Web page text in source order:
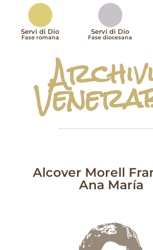
Servi di Dio
Fase romana
Servi di Dio
Fase diocesana
Alcover Morell
Ana María